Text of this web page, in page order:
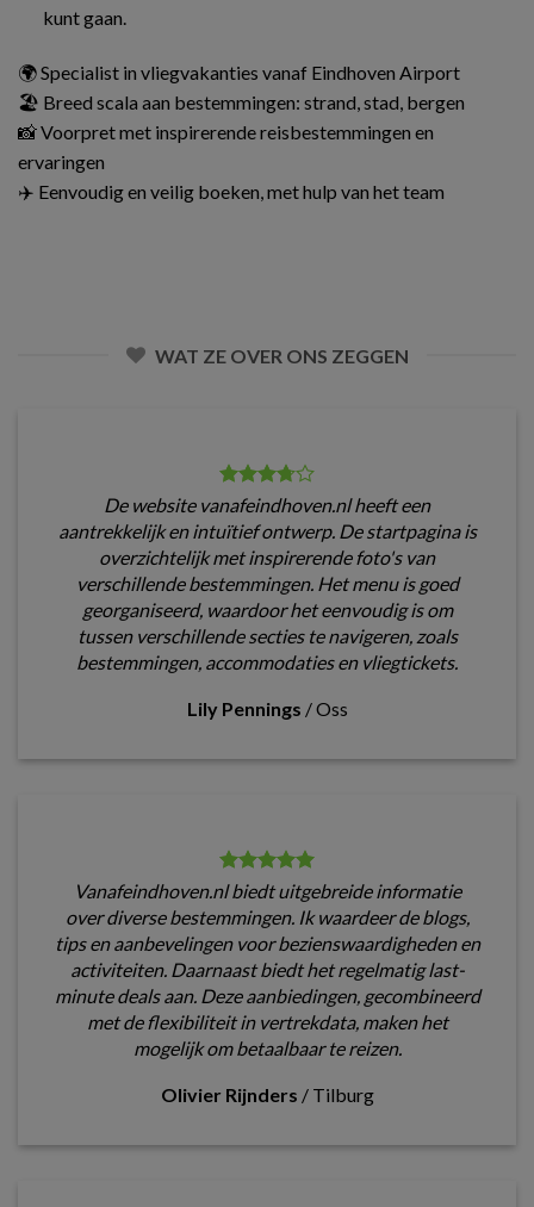
kunt gaan.
🌍 Specialist in vliegvakanties vanaf Eindhoven Airport
🏖️ Breed scala aan bestemmingen: strand, stad, bergen
📸 Voorpret met inspirerende reisbestemmingen en
ervaringen
✈️ Eenvoudig en veilig boeken, met hulp van het team
WAT ZE OVER ONS ZEGGEN
De website vanafeindhoven.nl heeft een
aantrekkelijk en intuïtief ontwerp. De startpagina is
overzichtelijk met inspirerende foto's van
verschillende bestemmingen. Het menu is goed
georganiseerd, waardoor het eenvoudig is om
tussen verschillende secties te navigeren, zoals
bestemmingen, accommodaties en vliegtickets.
Lily Pennings /Oss
Vanafeindhoven.nl biedt uitgebreide informatie
over diverse bestemmingen. Ik waardeer de blogs,
tips en aanbevelingen voor bezienswaardigheden en
activiteiten. Daarnaast biedt het regelmatig last-
minute deals aan. Deze aanbiedingen, gecombineerd
met de flexibiliteit in vertrekdata, maken het
mogelijk om betaalbaar te reizen.
Olivier Rijnders / Tilburg